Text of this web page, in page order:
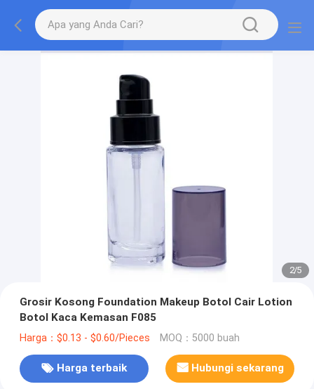
2/5
Grosir Kosong Foundation Makeup Botol Cair Lotion
Botol Kaca Kemasan F085
Harga：$0.13 - $0.60/Pieces MOQ：5000 buah
Harga terbaik Hubungi sekarang